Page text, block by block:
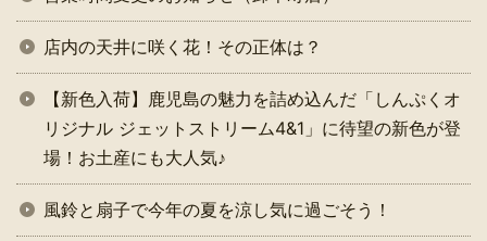
店内の天井に咲く花！その正体は？
【新色入荷】鹿児島の魅力を詰め込んだ「しんぷくオ
リジナル ジェットストリーム4&1」に待望の新色が登
場！お土産にも大人気♪
風鈴と扇子で今年の夏を涼し気に過ごそう！